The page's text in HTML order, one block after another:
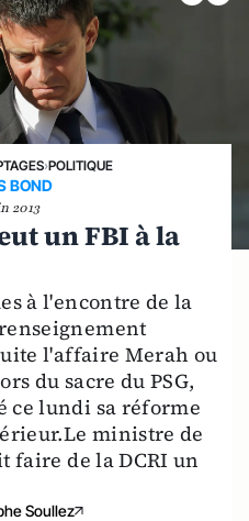
›POLITIQUE
BOND
2013
un FBI à la
à l'encontre de la
l'affaire Merah ou
du sacre du PSG,
ce lundi sa réforme
ministre de
de la DCRI un
Soullez